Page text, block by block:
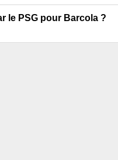
le PSG pour Barcola ?